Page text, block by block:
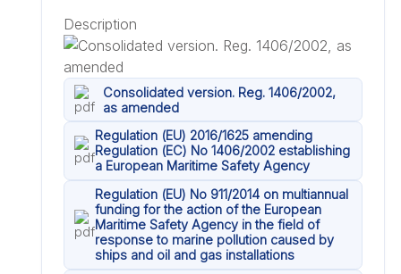
Description
Consolidated version. Reg. 1406/2002,
as amended
Regulation (EU) 2016/1625 amending
Regulation (EC) No 1406/2002 establishing
a European Maritime Safety Agency
Regulation (EU) No 911/2014 on multiannual
funding for the action of the European
Maritime Safety Agency in the field of
response to marine pollution caused by
ships and oil and gas installations